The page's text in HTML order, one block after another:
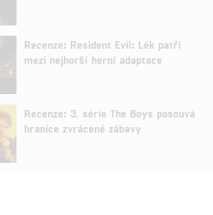
Recenze: Resident Evil: Lék patří
mezi nejhorší herní adaptace
Recenze: 3. série The Boys posouvá
hranice zvrácené zábavy